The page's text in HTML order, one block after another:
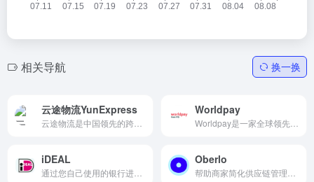
相关导航 换一换
云途物流YunExpress Worldpay
iDEAL Oberlo